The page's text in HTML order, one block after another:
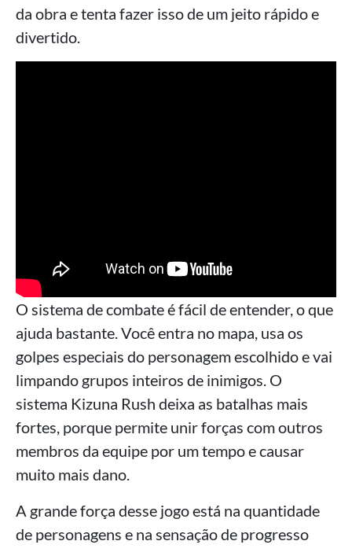
da obra e tenta fazer isso de um jeito rápido e
divertido.
O sistema de combate é fácil de entender, o que
ajuda bastante. Você entra no mapa, usa os
golpes especiais do personagem escolhido e vai
limpando grupos inteiros de inimigos. O
sistema Kizuna Rush deixa as batalhas mais
fortes, porque permite unir forças com outros
membros da equipe por um tempo e causar
muito mais dano.
A grande força desse jogo está na quantidade
de personagens e na sensação de progresso